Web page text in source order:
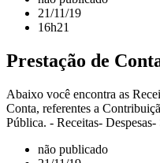
21/11/19
16h21
Prestação de
Abaixo você encontra as
Conta, referentes a
Pública. - Receitas- Despesas-
não publicado